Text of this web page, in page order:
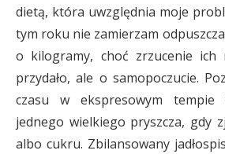
dietą, która uwzględnia moje
tym roku nie zamierzam
o kilogramy, choć zrzucenie
przydało, ale o samopoczucie.
czasu w ekspresowym
jednego wielkiego pryszcza, gdy
albo cukru. Zbilansowany